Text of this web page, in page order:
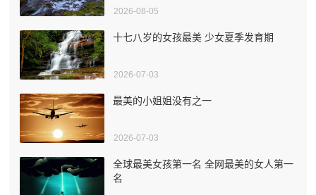
2026-08-05
十七八岁的女孩最美 少女夏季发育期
2026-07-03
最美的小姐姐没有之一
2026-07-03
全球最美女孩第一名 全网最美的女人第一
名